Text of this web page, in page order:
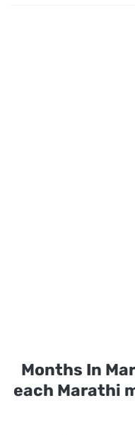
Months In
each Marathi